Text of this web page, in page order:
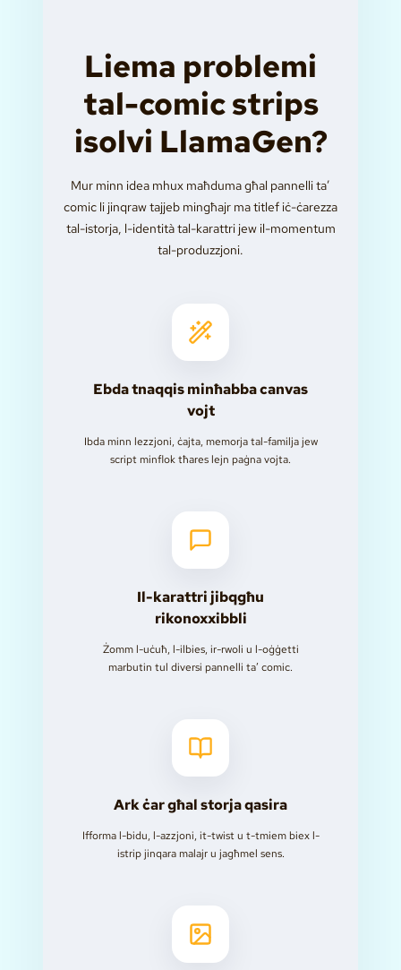
Liema problemi
tal-comic strips
isolvi LlamaGen?
Mur minn idea mhux maħduma għal pannelli ta’
comic li jinqraw tajjeb mingħajr ma titlef iċ-ċarezza
tal-istorja, l-identità tal-karattri jew il-momentum
tal-produzzjoni.
Ebda tnaqqis minħabba canvas
vojt
Ibda minn lezzjoni, ċajta, memorja tal-familja jew
script minflok tħares lejn paġna vojta.
Il-karattri jibqgħu
rikonoxxibbli
Żomm l-uċuħ, l-ilbies, ir-rwoli u l-oġġetti
marbutin tul diversi pannelli ta’ comic.
Ark ċar għal storja qasira
Ifforma l-bidu, l-azzjoni, it-twist u t-tmiem biex l-
istrip jinqara malajr u jagħmel sens.